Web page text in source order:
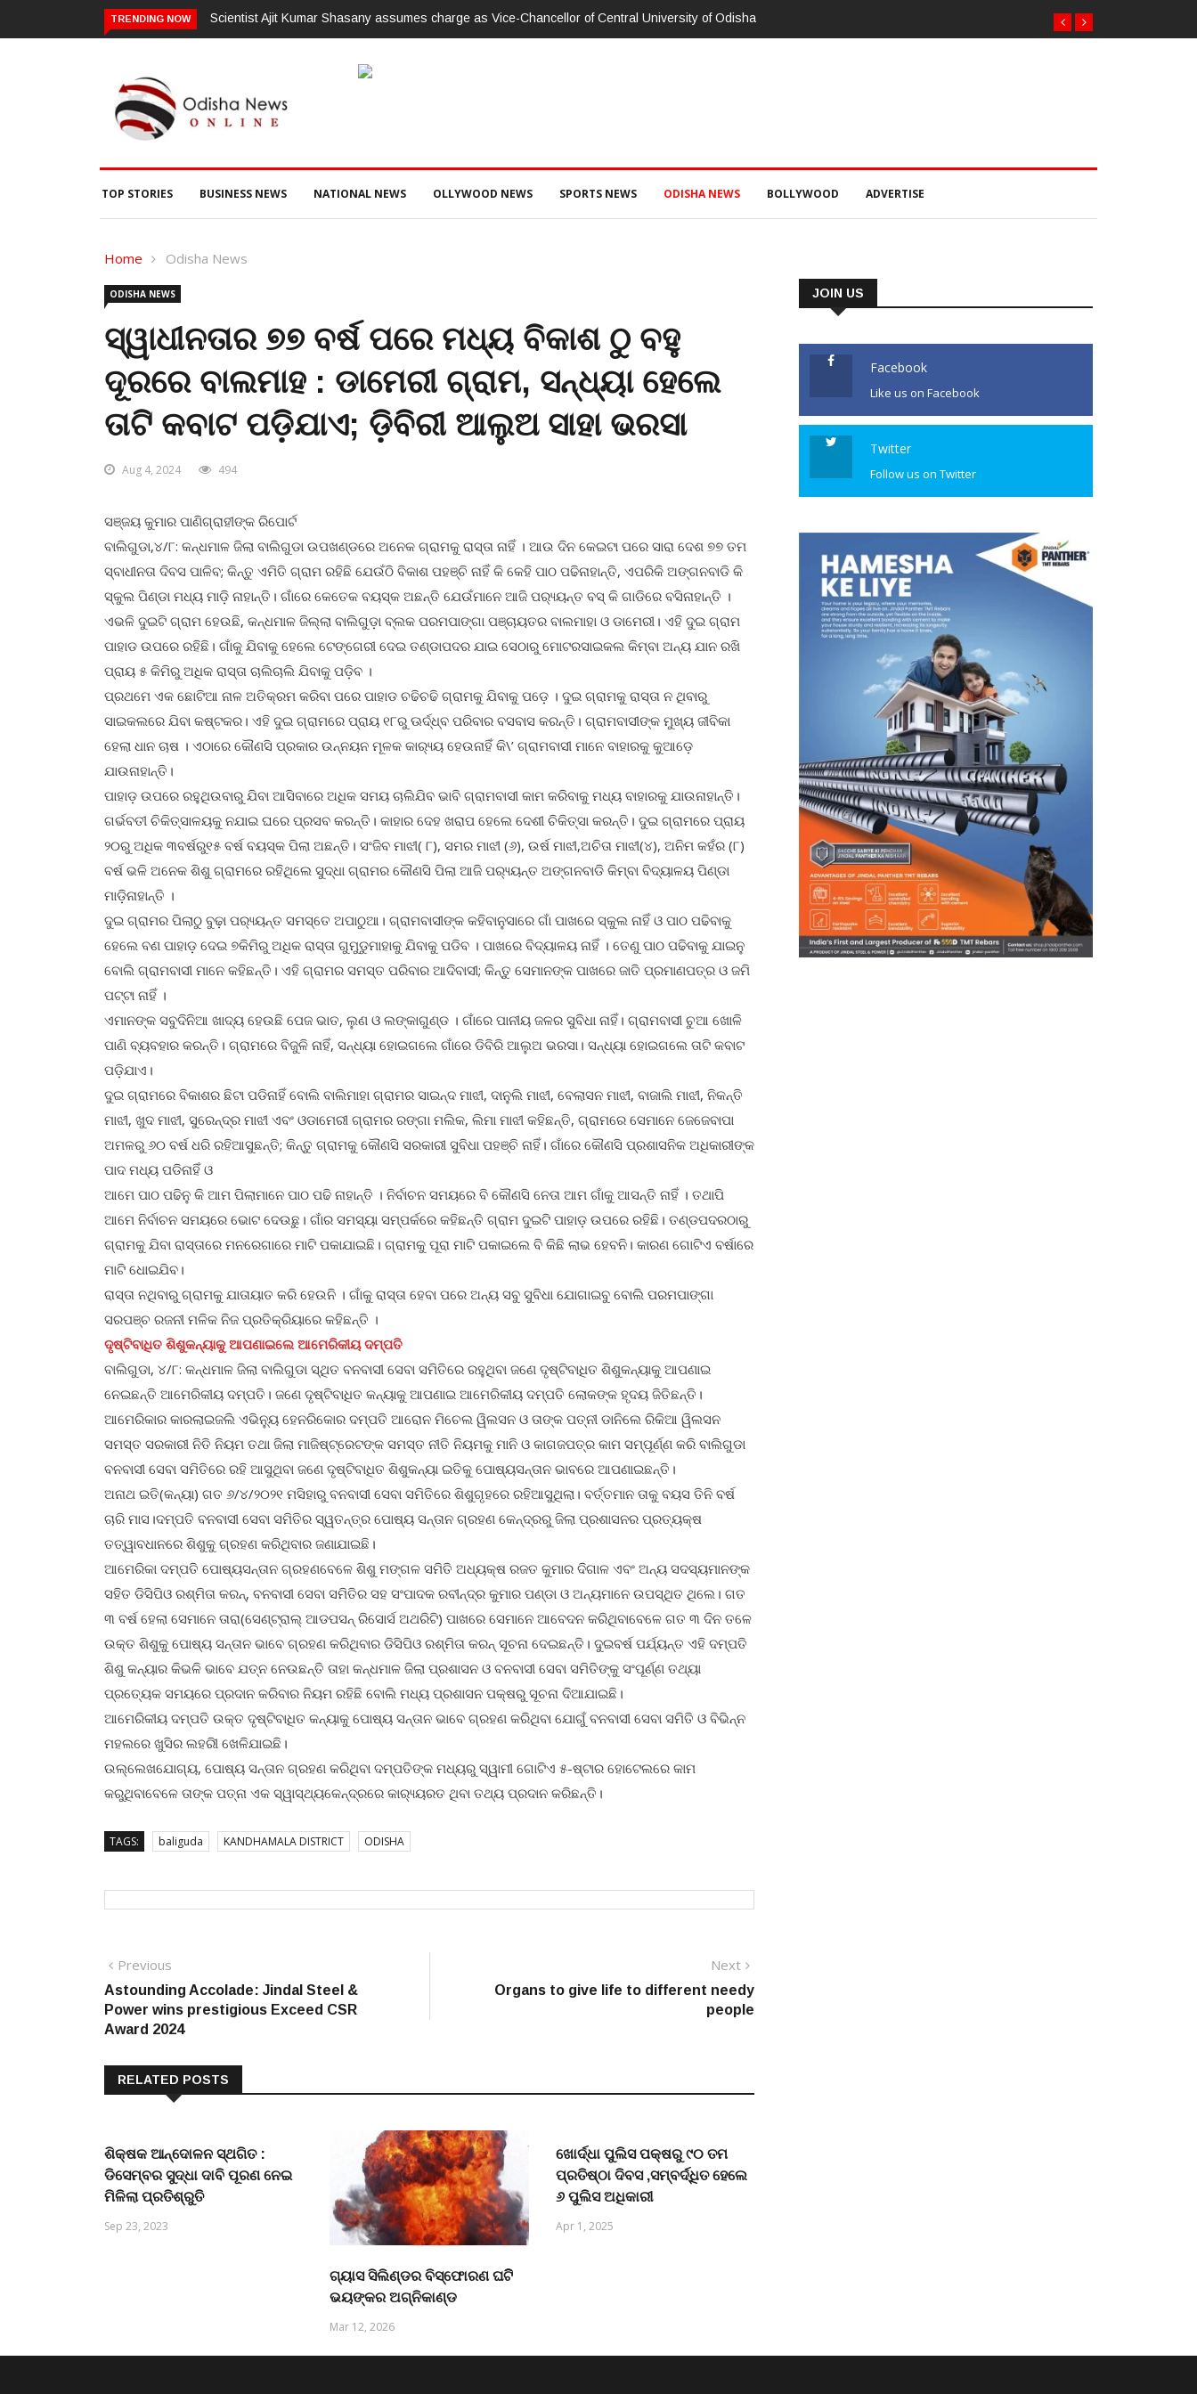
TRENDING NOW
charge as Vice-Chancellor of Central University of Odishaଗଜପତି:ପାରଳାଖେମୁଣ୍ଡି ପଟ୍ଟନାୟକ ବନ୍ଧ ପୁନରୁଦ୍ଧାର ଓ ନବୀକରଣରେ ୫୫.୬୯ ଲକ୍ଷ ଟଙ୍କାର ଠକେଇ ଘଟଣାରେ
ଭିଜିଲାନ୍ସ ଦୁଇ ଜଣ ଯନ୍ତ୍ରୀ ଏବଂ ଜଣେ ଠିକାଦାରଙ୍କୁ ଗିରଫ କରି ବ୍ରହ୍ମପୁର ଭିଜିଲାନ୍ସ କୋର୍ଟ ଚାଲାଣ
TOP STORIES BUSINESS NEWS NATIONAL NEWS OLLYWOOD NEWS SPORTS NEWS ODISHA NEWS BOLLYWOOD ADVERTISE
Home Odisha News
ODISHA NEWS
ସ୍ୱାଧୀନତାର ୭୭ ବର୍ଷ ପରେ ମଧ୍ୟ ବିକାଶ ଠୁ ବହୁ
ଦୂରରେ ବାଲମାହ : ଡାମେରୀ ଗ୍ରାମ, ସନ୍ଧ୍ୟା ହେଲେ
ତାଟି କବାଟ ପଡ଼ିଯାଏ; ଡ଼ିବିରୀ ଆଲୁଅ ସାହା ଭରସା
Aug 4, 2024 494
ସଞ୍ଜୟ କୁମାର ପାଣିଗ୍ରାହୀଙ୍କ ରିପୋର୍ଟ
ବାଲିଗୁଡା,୪/୮: କନ୍ଧମାଳ ଜିଲା ବାଲିଗୁଡା ଉପଖଣ୍ଡରେ ଅନେକ ଗ୍ରାମକୁ ରାସ୍ତା ନାହିଁ । ଆଉ ଦିନ କେଇଟା ପରେ ସାରା ଦେଶ ୭୭ ତମ
ସ୍ବାଧୀନତା ଦିବସ ପାଳିବ; କିନ୍ତୁ ଏମିତି ଗ୍ରାମ ରହିଛି ଯେଉଁଠି ବିକାଶ ପହଞ୍ଚି ନାହିଁ କି କେହି ପାଠ ପଢିନାହାନ୍ତି, ଏପରିକି ଅଙ୍ଗନବାଡି କି
ସ୍କୁଲ ପିଣ୍ଡା ମଧ୍ୟ ମାଡ଼ି ନାହାନ୍ତି। ଗାଁରେ କେତେକ ବୟସ୍କ ଅଛନ୍ତି ଯେଉଁମାନେ ଆଜି ପର‌୍ୟ୍ୟନ୍ତ ବସ୍ କି ଗାଡିରେ ବସିନାହାନ୍ତି ।
ଏଭଳି ଦୁଇଟି ଗ୍ରାମ ହେଉଛି, କନ୍ଧମାଳ ଜିଲ୍ଲା ବାଲିଗୁଡ଼ା ବ୍ଲକ ପରମପାଙ୍ଗା ପଞ୍ଚାୟତର ବାଲମାହା ଓ ଡାମେରୀ। ଏହି ଦୁଇ ଗ୍ରାମ
ପାହାଡ ଉପରେ ରହିଛି। ଗାଁକୁ ଯିବାକୁ ହେଲେ ଟେଙ୍ଗେରୀ ଦେଇ ତଣ୍ଡାପଦର ଯାଇ ସେଠାରୁ ମୋଟରସାଇକଲ କିମ୍ବା ଅନ୍ୟ ଯାନ ରଖି
ପ୍ରାୟ ୫ କିମିରୁ ଅଧିକ ରାସ୍ତା ଚାଲିଚାଲି ଯିବାକୁ ପଡ଼ିବ ।
ପ୍ରଥମେ ଏକ ଛୋଟିଆ ନାଳ ଅତିକ୍ରମ କରିବା ପରେ ପାହାଡ ଚଢିଚଢି ଗ୍ରାମକୁ ଯିବାକୁ ପଡ଼େ । ଦୁଇ ଗ୍ରାମକୁ ରାସ୍ତା ନ ଥିବାରୁ
ସାଇକଲରେ ଯିବା କଷ୍ଟକର। ଏହି ଦୁଇ ଗ୍ରାମରେ ପ୍ରାୟ ୧୮ରୁ ଊର୍ଦ୍ଧ୍ବ ପରିବାର ବସବାସ କରନ୍ତି। ଗ୍ରାମବାସୀଙ୍କ ମୁଖ୍ୟ ଜୀବିକା
ହେଲା ଧାନ ଚାଷ । ଏଠାରେ କୌଣସି ପ୍ରକାର ଉନ୍ନୟନ ମୂଳକ କାର‌୍ୟ୍ୟ ହେଉନାହିଁ କି\’ ଗ୍ରାମବାସୀ ମାନେ ବାହାରକୁ କୁଆଡ଼େ
ଯାଉନାହାନ୍ତି।
ପାହାଡ଼ ଉପରେ ରହୁଥିଉବାରୁ ଯିବା ଆସିବାରେ ଅଧିକ ସମୟ ଚାଲିଯିବ ଭାବି ଗ୍ରାମବାସୀ କାମ କରିବାକୁ ମଧ୍ୟ ବାହାରକୁ ଯାଉନାହାନ୍ତି।
ଗର୍ଭବତୀ ଚିକିତ୍ସାଳୟକୁ ନଯାଇ ଘରେ ପ୍ରସବ କରନ୍ତି। କାହାର ଦେହ ଖରାପ ହେଲେ ଦେଶୀ ଚିକିତ୍ସା କରନ୍ତି। ଦୁଇ ଗ୍ରାମରେ ପ୍ରାୟ
୨୦ରୁ ଅଧିକ ୩ବର୍ଷରୁ୧୫ ବର୍ଷ ବୟସ୍କ ପିଲା ଅଛନ୍ତି। ସଂଜିବ ମାଝୀ( ୮), ସମର ମାଝୀ (୬), ଉର୍ଷ ମାଝୀ,ଅଚିତା ମାଝୀ(୪), ଅନିମ କହଁର (୮)
ବର୍ଷ ଭଳି ଅନେକ ଶିଶୁ ଗ୍ରାମରେ ରହିଥିଲେ ସୁଦ୍ଧା ଗ୍ରାମର କୌଣସି ପିଲା ଆଜି ପର‌୍ୟ୍ୟନ୍ତ ଅଙ୍ଗନବାଡି କିମ୍ବା ବିଦ୍ୟାଳୟ ପିଣ୍ଡା
ମାଡ଼ିନାହାନ୍ତି ।
ଦୁଇ ଗ୍ରାମର ପିଲାଠୁ ବୁଢ଼ା ପର‌୍ୟ୍ୟନ୍ତ ସମସ୍ତେ ଅପାଠୁଆ। ଗ୍ରାମବାସୀଙ୍କ କହିବାନୁସାରେ ଗାଁ ପାଖରେ ସ୍କୁଲ ନାହିଁ ଓ ପାଠ ପଢିବାକୁ
ହେଲେ ବଣ ପାହାଡ଼ ଦେଇ ୭କିମିରୁ ଅଧିକ ରାସ୍ତା ଗୁମୁଡୁମାହାକୁ ଯିବାକୁ ପଡିବ । ପାଖରେ ବିଦ୍ୟାଳୟ ନାହିଁ । ତେଣୁ ପାଠ ପଢିବାକୁ ଯାଇନୁ
ବୋଲି ଗ୍ରାମବାସୀ ମାନେ କହିଛନ୍ତି। ଏହି ଗ୍ରାମର ସମସ୍ତ ପରିବାର ଆଦିବାସୀ; କିନ୍ତୁ ସେମାନଙ୍କ ପାଖରେ ଜାତି ପ୍ରମାଣପତ୍ର ଓ ଜମି
ପଟ୍ଟା ନାହିଁ ।
ଏମାନଙ୍କ ସବୁଦିନିଆ ଖାଦ୍ୟ ହେଉଛି ପେଜ ଭାତ, ଲୁଣ ଓ ଲଙ୍କାଗୁଣ୍ଡ । ଗାଁରେ ପାନୀୟ ଜଳର ସୁବିଧା ନାହିଁ। ଗ୍ରାମବାସୀ ଚୁଆ ଖୋଳି
ପାଣି ବ୍ୟବହାର କରନ୍ତି। ଗ୍ରାମରେ ବିଜୁଳି ନାହିଁ, ସନ୍ଧ୍ୟା ହୋଇଗଲେ ଗାଁରେ ଡିବିରି ଆଲୁଅ ଭରସା। ସନ୍ଧ୍ୟା ହୋଇଗଲେ ତାଟି କବାଟ
ପଡ଼ିଯାଏ।
ଦୁଇ ଗ୍ରାମରେ ବିକାଶର ଛିଟା ପଡିନାହିଁ ବୋଲି ବାଲିମାହା ଗ୍ରାମର ସାଇନ୍ଦ ମାଝୀ, ଦାନୁଲି ମାଝୀ, ବେଲାସନ ମାଝୀ, ବାଜାଲି ମାଝୀ, ନିକନ୍ତି
ମାଝୀ, ଖୁଦ ମାଝୀ, ସୁରେନ୍ଦ୍ର ମାଝୀ ଏବଂ ଓଡାମେରୀ ଗ୍ରାମର ରଙ୍ଗା ମଲିକ, ଲିମା ମାଝୀ କହିଛନ୍ତି, ଗ୍ରାମରେ ସେମାନେ ଜେଜେବାପା
ଅମଳରୁ ୬୦ ବର୍ଷ ଧରି ରହିଆସୁଛନ୍ତି; କିନ୍ତୁ ଗ୍ରାମକୁ କୌଣସି ସରକାରୀ ସୁବିଧା ପହଞ୍ଚି ନାହିଁ। ଗାଁରେ କୌଣସି ପ୍ରଶାସନିକ ଅଧିକାରୀଙ୍କ
ପାଦ ମଧ୍ୟ ପଡିନାହିଁ ଓ
ଆମେ ପାଠ ପଢିନୁ କି ଆମ ପିଲାମାନେ ପାଠ ପଢି ନାହାନ୍ତି । ନିର୍ବାଚନ ସମୟରେ ବି କୌଣସି ନେତା ଆମ ଗାଁକୁ ଆସନ୍ତି ନାହିଁ । ତଥାପି
ଆମେ ନିର୍ବାଚନ ସମୟରେ ଭୋଟ ଦେଉଛୁ। ଗାଁର ସମସ୍ୟା ସମ୍ପର୍କରେ କହିଛନ୍ତି ଗ୍ରାମ ଦୁଇଟି ପାହାଡ଼ ଉପରେ ରହିଛି। ତଣ୍ଡପଦରଠାରୁ
ଗ୍ରାମକୁ ଯିବା ରାସ୍ତାରେ ମନରେଗାରେ ମାଟି ପକାଯାଇଛି। ଗ୍ରାମକୁ ପୂରା ମାଟି ପକାଇଲେ ବି କିଛି ଲାଭ ହେବନି। କାରଣ ଗୋଟିଏ ବର୍ଷାରେ
ମାଟି ଧୋଇଯିବ।
ରାସ୍ତା ନଥିବାରୁ ଗ୍ରାମକୁ ଯାତାୟାତ କରି ହେଉନି । ଗାଁକୁ ରାସ୍ତା ହେବା ପରେ ଅନ୍ୟ ସବୁ ସୁବିଧା ଯୋଗାଇବୁ ବୋଲି ପରମପାଙ୍ଗା
ସରପଞ୍ଚ ରଜନୀ ମଳିକ ନିଜ ପ୍ରତିକ୍ରିୟାରେ କହିଛନ୍ତି ।
ଦୃଷ୍ଟିବାଧିତ ଶିଶୁକନ୍ୟାକୁ ଆପଣାଇଲେ ଆମେରିକୀୟ ଦମ୍ପତି
ବାଲିଗୁଡା, ୪/୮: କନ୍ଧମାଳ ଜିଲା ବାଲିଗୁଡା ସ୍ଥିତ ବନବାସୀ ସେବା ସମିତିରେ ରହୁଥିବା ଜଣେ ଦୃଷ୍ଟିବାଧିତ ଶିଶୁକନ୍ୟାକୁ ଆପଣାଇ
ନେଇଛନ୍ତି ଆମେରିକୀୟ ଦମ୍ପତି। ଜଣେ ଦୃଷ୍ଟିବାଧିତ କନ୍ୟାକୁ ଆପଣାଇ ଆମେରିକୀୟ ଦମ୍ପତି ଲୋକଙ୍କ ହୃଦୟ ଜିତିଛନ୍ତି।
ଆମେରିକାର କାରଲାଇଜଲି ଏଭିନ୍ୟୁ ହେନରିକୋର ଦମ୍ପତି ଆରୋନ ମିଚେଲ ୱିଲସନ ଓ ତାଙ୍କ ପତ୍ନୀ ଡାନିଲେ ରିକିଆ ୱିଲସନ
ସମସ୍ତ ସରକାରୀ ନିତି ନିୟମ ତଥା ଜିଲା ମାଜିଷ୍ଟ୍ରେଟଙ୍କ ସମସ୍ତ ନୀତି ନିୟମକୁ ମାନି ଓ କାଗଜପତ୍ର କାମ ସମ୍ପୂର୍ଣ୍ଣ କରି ବାଲିଗୁଡା
ବନବାସୀ ସେବା ସମିତିରେ ରହି ଆସୁଥିବା ଜଣେ ଦୃଷ୍ଟିବାଧିତ ଶିଶୁକନ୍ୟା ଇତିକୁ ପୋଷ୍ୟସନ୍ତାନ ଭାବରେ ଆପଣାଇଛନ୍ତି।
ଅନାଥ ଇତି(କନ୍ୟା) ଗତ ୬/୪/୨୦୨୧ ମସିହାରୁ ବନବାସୀ ସେବା ସମିତିରେ ଶିଶୁଗୃହରେ ରହିଆସୁଥିଲା। ବର୍ତ୍ତମାନ ତାକୁ ବୟସ ତିନି ବର୍ଷ
ଚାରି ମାସ।ଦମ୍ପତି ବନବାସୀ ସେବା ସମିତିର ସ୍ୱତନ୍ତ୍ର ପୋଷ୍ୟ ସନ୍ତାନ ଗ୍ରହଣ କେନ୍ଦ୍ରରୁ ଜିଲା ପ୍ରଶାସନର ପ୍ରତ୍ୟକ୍ଷ
ତତ୍ୱାବଧାନରେ ଶିଶୁକୁ ଗ୍ରହଣ କରିଥିବାର ଜଣାଯାଇଛି।
ଆମେରିକା ଦମ୍ପତି ପୋଷ୍ୟସନ୍ତାନ ଗ୍ରହଣବେଳେ ଶିଶୁ ମଙ୍ଗଳ ସମିତି ଅଧ୍ୟକ୍ଷ ରଜତ କୁମାର ଦିଗାଳ ଏବଂ ଅନ୍ୟ ସଦସ୍ୟମାନଙ୍କ
ସହିତ ଡିସିପିଓ ରଶ୍ମିତା କରନ୍‌‌, ବନବାସୀ ସେବା ସମିତିର ସହ ସଂପାଦକ ରବୀନ୍ଦ୍ର କୁମାର ପଣ୍ଡା ଓ ଅନ୍ୟମାନେ ଉପସ୍ଥିତ ଥିଲେ। ଗତ
୩ ବର୍ଷ ହେଲା ସେମାନେ ତାରା(ସେଣ୍ଟ୍ରାଲ୍‌‌ ଆଡପସନ୍‌‌ ରିସୋର୍ସ ଅଥରିଟି) ପାଖରେ ସେମାନେ ଆବେଦନ କରିଥିବାବେଳେ ଗତ ୩ ଦିନ ତଳେ
ଉକ୍ତ ଶିଶୁକୁ ପୋଷ୍ୟ ସନ୍ତାନ ଭାବେ ଗ୍ରହଣ କରିଥିବାର ଡିସିପିଓ ରଶ୍ମିତା କରନ୍‌‌ ସୂଚନା ଦେଇଛନ୍ତି। ଦୁଇବର୍ଷ ପର୍ଯ୍ୟନ୍ତ ଏହି ଦମ୍ପତି
ଶିଶୁ କନ୍ୟାର କିଭଳି ଭାବେ ଯତ୍ନ ନେଉଛନ୍ତି ତାହା କନ୍ଧମାଳ ଜିଲା ପ୍ରଶାସନ ଓ ବନବାସୀ ସେବା ସମିତିଙ୍କୁ ସଂପୂର୍ଣ୍ଣ ତଥ୍ୟା
ପ୍ରତ୍ୟେକ ସମୟରେ ପ୍ରଦାନ କରିବାର ନିୟମ ରହିଛି ବୋଲି ମଧ୍ୟ ପ୍ରଶାସନ ପକ୍ଷରୁ ସୂଚନା ଦିଆଯାଇଛି।
ଆମେରିକୀୟ ଦମ୍ପତି ଉକ୍ତ ଦୃଷ୍ଟିବାଧିତ କନ୍ୟାକୁ ପୋଷ୍ୟ ସନ୍ତାନ ଭାବେ ଗ୍ରହଣ କରିଥିବା ଯୋଗୁଁ ବନବାସୀ ସେବା ସମିତି ଓ ବିଭିନ୍ନ
ମହଲରେ ଖୁସିର ଲହରିୀ ଖେଳିଯାଇଛି।
ଉଲ୍ଲେଖଯୋଗ୍ୟ, ପୋଷ୍ୟ ସନ୍ତାନ ଗ୍ରହଣ କରିଥିବା ଦମ୍ପତିଙ୍କ ମଧ୍ୟରୁ ସ୍ୱାମୀ ଗୋଟିଏ ୫-ଷ୍ଟାର ହୋଟେଲରେ କାମ
କରୁଥିବାବେଳେ ତାଙ୍କ ପତ୍ନା ଏକ ସ୍ୱାସ୍ଥ୍ୟକେନ୍ଦ୍ରରେ କାର‌୍ୟ୍ୟରତ ଥିବା ତଥ୍ୟ ପ୍ରଦାନ କରିଛନ୍ତି।
TAGS: baliguda KANDHAMALA DISTRICT ODISHA
Post
navigation
Previous
post:
Astounding Accolade: Jindal Steel &
Power wins prestigious Exceed CSR
Award 2024
Next
post:
Organs to give life to different needy
people
RELATED POSTS
ଶିକ୍ଷକ ଆନ୍ଦୋଳନ ସ୍ଥଗିତ :
ଡିସେମ୍ବର ସୁଦ୍ଧା ଦାବି ପୂରଣ ନେଇ
ମିଳିଲା ପ୍ରତିଶ୍ରୁତି
Sep 23, 2023
ଗ୍ୟାସ ସିଲିଣ୍ଡର ବିସ୍ଫୋରଣ ଘଟିି
ଭୟଙ୍କର ଅଗ୍ନିକାଣ୍ଡ
Mar 12, 2026
ଖୋର୍ଦ୍ଧା ପୁଲିସ ପକ୍ଷରୁ ୯୦ ତମ
ପ୍ରତିଷ୍ଠା ଦିବସ ,ସମ୍ବର୍ଦ୍ଧିତ ହେଲେ
୬ ପୁଲିସ ଅଧିକାରୀ
Apr 1, 2025
JOIN US
Facebook
Like us on Facebook
Twitter
Follow us on Twitter